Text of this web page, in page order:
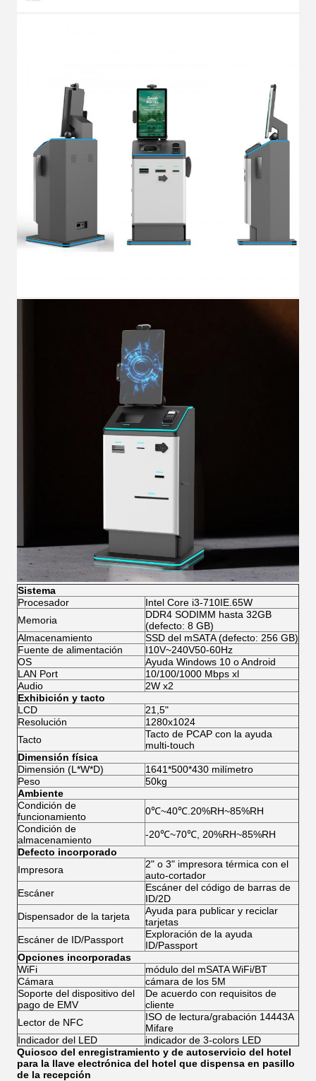
Sistema
Procesador
Intel Core i3-710IE.65W
Memoria
DDR4 SODIMM hasta 32GB
(defecto: 8 GB)
Almacenamiento
SSD del mSATA (defecto: 256 GB)
Fuente de alimentación
I10V~240V50-60Hz
OS
Ayuda Windows 10 o Android
LAN Port
10/100/1000 Mbps xl
Audio
2W x2
Exhibición y tacto
LCD
21,5"
Resolución
1280x1024
Tacto
Tacto de PCAP con la ayuda
multi-touch
Dimensión física
Dimensión (L*W*D)
1641*500*430 milímetro
Peso
50kg
Ambiente
Condición de
funcionamiento
0℃~40℃.20%RH~85%RH
Condición de
almacenamiento
-20℃~70℃, 20%RH~85%RH
Defecto incorporado
Impresora
2" o 3" impresora térmica con el
auto-cortador
Escáner
Escáner del código de barras de
ID/2D
Dispensador de la tarjeta
Ayuda para publicar y reciclar
tarjetas
Escáner de ID/Passport
Exploración de la ayuda
ID/Passport
Opciones incorporadas
WiFi
módulo del mSATA WiFi/BT
Cámara
cámara de los 5M
Soporte del dispositivo del
pago de EMV
De acuerdo con requisitos de
cliente
Lector de NFC
ISO de lectura/grabación 14443A
Mifare
Indicador del LED
indicador de 3-colors LED
Quiosco del enregistramiento y de autoservicio del hotel
para la llave electrónica del hotel que dispensa en pasillo
de la recepción